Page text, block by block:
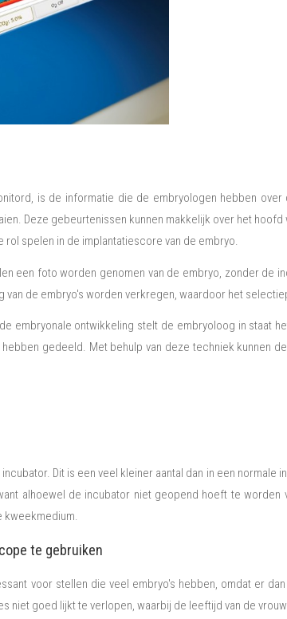
is de informatie die de embryologen hebben
Deze gebeurtenissen kunnen makkelijk over het
spelen in de implantatiescore van de embryo.
een foto worden genomen van de embryo, zonder
van de embryo's worden verkregen, waardoor het
embryonale ontwikkeling stelt de embryoloog in
gedeeld. Met behulp van deze techniek kunnen
Dit is een veel kleiner aantal dan in een
alhoewel de incubator niet geopend hoeft te
kweekmedium.
te gebruiken
voor stellen die veel embryo's hebben, omdat er
niet goed lijkt te verlopen, waarbij de leeftijd van de